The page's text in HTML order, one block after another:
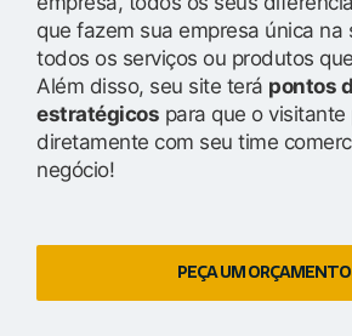
que fazem sua empresa única na
todos os serviços ou produtos
Além disso, seu site terá pontos
estratégicos para que o
diretamente com seu time
negócio!
PEÇA UM ORÇAMENTO